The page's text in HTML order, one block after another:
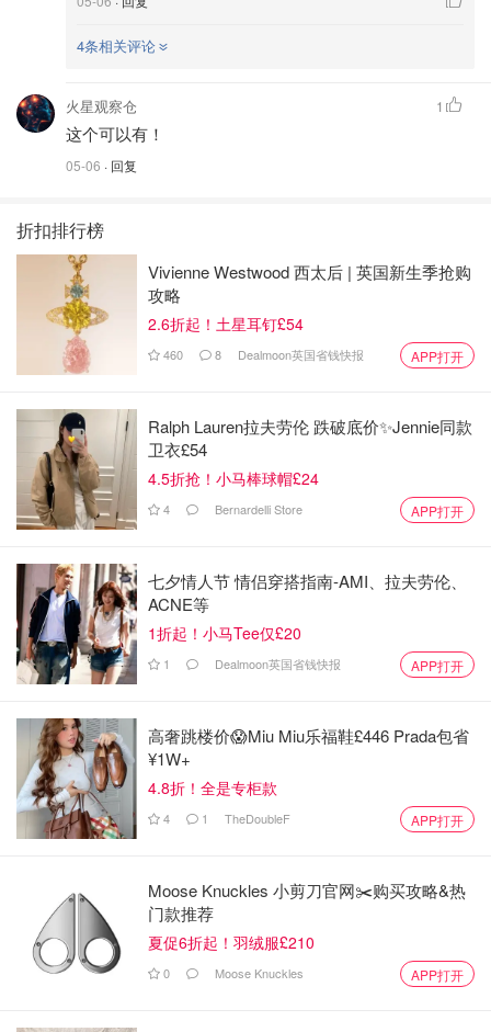
4条相关评论
火星观察仓
这个可以有！
05-06 · 回复
1
折扣排行榜
Vivienne Westwood 西太后 | 英国新生季抢购
攻略
2.6折起！土星耳钉£54
460 8 Dealmoon英国省钱快报 APP打开
Ralph Lauren拉夫劳伦 跌破底价✨Jennie同款
卫衣£54
4.5折抢！小马棒球帽£24
4 Bernardelli Store APP打开
七夕情人节 情侣穿搭指南-AMI、拉夫劳伦、
ACNE等
1折起！小马Tee仅£20
1 Dealmoon英国省钱快报 APP打开
高奢跳楼价😱Miu Miu乐福鞋£446 Prada包省
¥1W+
4.8折！全是专柜款
4 1 TheDoubleF APP打开
Moose Knuckles 小剪刀官网✂️购买攻略&热
门款推荐
夏促6折起！羽绒服£210
0 Moose Knuckles APP打开